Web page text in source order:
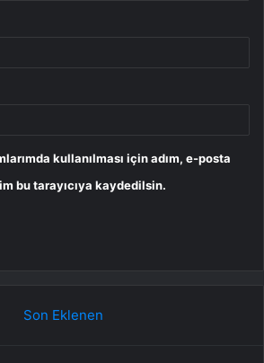
kullanılması için adım, e-posta
bu tarayıcıya kaydedilsin.
Son Eklenen